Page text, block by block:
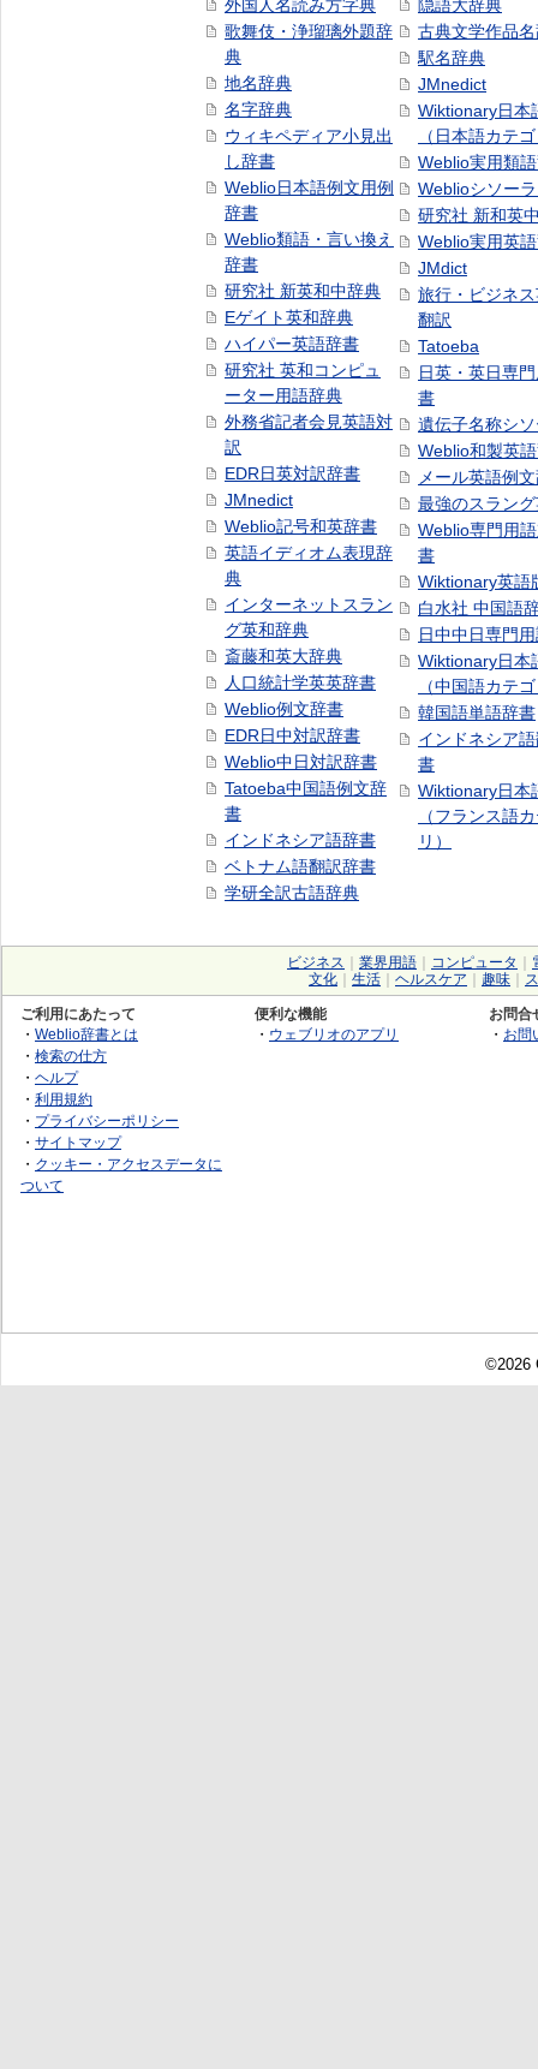
外国人名読み方字典
歌舞伎・浄瑠璃外題辞
典
地名辞典
名字辞典
ウィキペディア小見出
し辞書
Weblio日本語例文用例
辞書
Weblio類語・言い換え
辞書
研究社 新英和中辞典
Eゲイト英和辞典
ハイパー英語辞書
研究社 英和コンピュ
ーター用語辞典
外務省記者会見英語対
訳
EDR日英対訳辞書
JMnedict
Weblio記号和英辞書
英語イディオム表現辞
典
インターネットスラン
グ英和辞典
斎藤和英大辞典
人口統計学英英辞書
Weblio例文辞書
EDR日中対訳辞書
Weblio中日対訳辞書
Tatoeba中国語例文辞
書
インドネシア語辞書
ベトナム語翻訳辞書
学研全訳古語辞典
隠語大辞典
古典文学作品
駅名辞典
JMnedict
Wiktionary日本
（日本語カテ
Weblio実用類
Weblioシソー
研究社 新和英
Weblio実用英
JMdict
旅行・ビジネ
翻訳
Tatoeba
日英・英日専
書
遺伝子名称シ
Weblio和製英
メール英語例
最強のスラン
Weblio専門用
書
Wiktionary英語
白水社 中国語
日中中日専門
Wiktionary日本
（中国語カテ
韓国語単語辞書
インドネシア
書
Wiktionary日本
（フランス語
リ）
ビジネス 業界用語 コンピュータ
文化
生活 ヘルスケア 趣味
ご利用にあたって
・ Weblio辞書とは
・ 検索の仕方
・ ヘルプ
・ 利用規約
・ プライバシーポリシー
・ サイトマップ
・ クッキー・アクセスデータに
ついて
便利な機能
・ ウェブリオのアプリ
お問合
・ お問
©2026